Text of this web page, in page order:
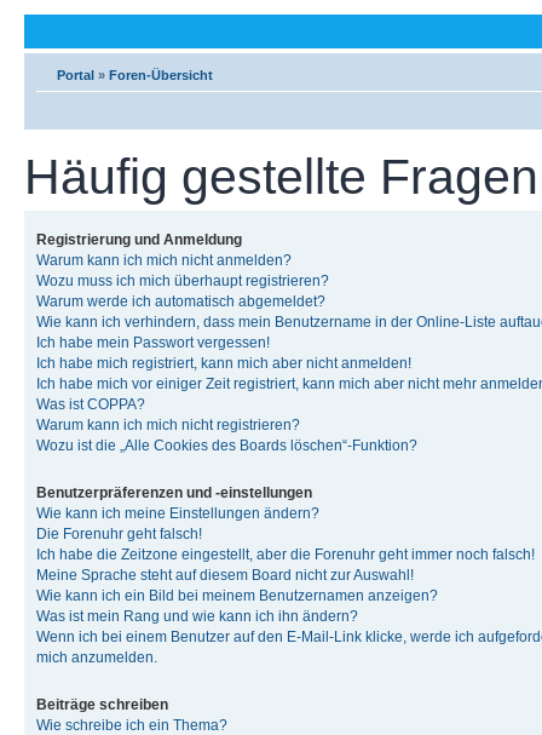
Portal » Foren-Übersicht
Häufig gestellte Fragen
Registrierung und Anmeldung
Warum kann ich mich nicht anmelden?
Wozu muss ich mich überhaupt registrieren?
Warum werde ich automatisch abgemeldet?
Wie kann ich verhindern, dass mein Benutzername in der Online-Liste
Ich habe mein Passwort vergessen!
Ich habe mich registriert, kann mich aber nicht anmelden!
Ich habe mich vor einiger Zeit registriert, kann mich aber nicht mehr
Was ist COPPA?
Warum kann ich mich nicht registrieren?
Wozu ist die „Alle Cookies des Boards löschen“-Funktion?
Benutzerpräferenzen und -einstellungen
Wie kann ich meine Einstellungen ändern?
Die Forenuhr geht falsch!
Ich habe die Zeitzone eingestellt, aber die Forenuhr geht immer noch falsch!
Meine Sprache steht auf diesem Board nicht zur Auswahl!
Wie kann ich ein Bild bei meinem Benutzernamen anzeigen?
Was ist mein Rang und wie kann ich ihn ändern?
Wenn ich bei einem Benutzer auf den E-Mail-Link klicke, werde ich
mich anzumelden.
Beiträge schreiben
Wie schreibe ich ein Thema?